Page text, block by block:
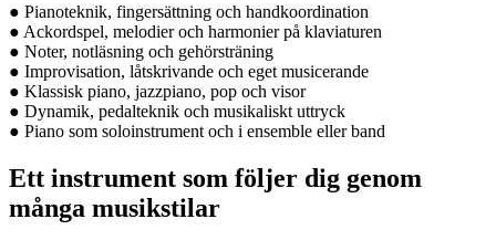
● Pianoteknik, fingersättning och handkoordination
● Ackordspel, melodier och harmonier på klaviaturen
● Noter, notläsning och gehörsträning
● Improvisation, låtskrivande och eget musicerande
● Klassisk piano, jazzpiano, pop och visor
● Dynamik, pedalteknik och musikaliskt uttryck
● Piano som soloinstrument och i ensemble eller band
Ett instrument som följer dig genom
många musikstilar